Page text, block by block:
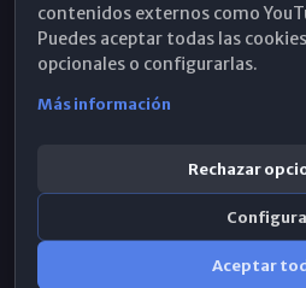
WhatsApp
contenidos externos como
Puedes aceptar todas las
opcionales o configurarlas.
Más información
Rechazar
Aceptar